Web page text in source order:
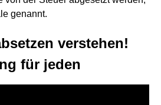
genannt.
verstehen!
für jeden